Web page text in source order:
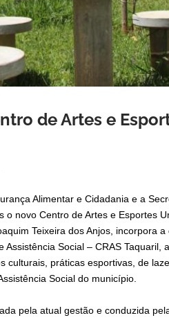
de Artes e
Alimentar e Cidadania e a
novo Centro de Artes e Esportes
Teixeira dos Anjos, incorpora
Social – CRAS Taquaril,
culturais, práticas esportivas, de
Social do município.
pela atual gestão e conduzida